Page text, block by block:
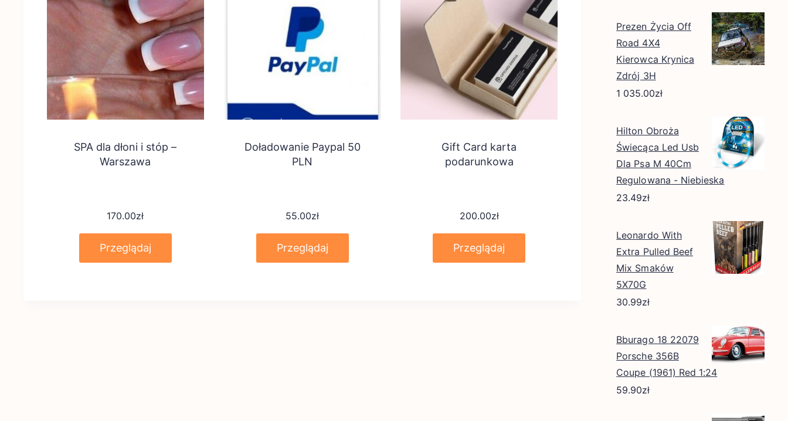
SPA dla dłoni i stóp –
Warszawa
170.00zł
Przeglądaj
Doładowanie Paypal 50
PLN
55.00zł
Przeglądaj
Gift Card karta
podarunkowa
200.00zł
Przeglądaj
Prezen Życia Off
Road 4X4
Kierowca Krynica
Zdrój 3H
1 035.00zł
Hilton Obroża
Świecąca Led Usb
Dla Psa M 40Cm
Regulowana - Niebieska
23.49zł
Leonardo With
Extra Pulled Beef
Mix Smaków
5X70G
30.99zł
Bburago 18 22079
Porsche 356B
Coupe (1961) Red 1:24
59.90zł